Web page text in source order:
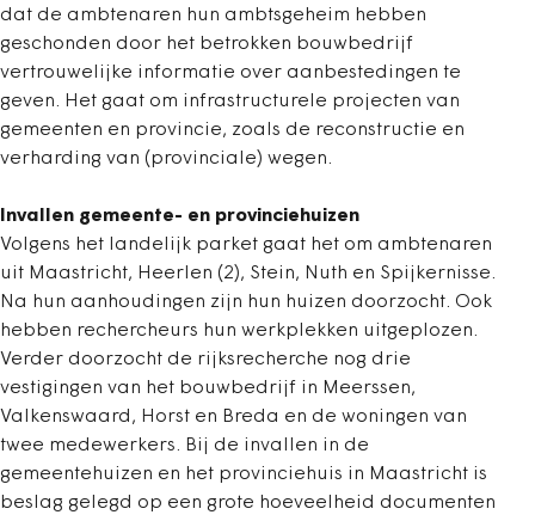
dat de ambtenaren hun ambtsgeheim hebben
geschonden door het betrokken bouwbedrijf
vertrouwelijke informatie over aanbestedingen te
geven. Het gaat om infrastructurele projecten van
gemeenten en provincie, zoals de reconstructie en
verharding van (provinciale) wegen.
Invallen gemeente- en provinciehuizen
Volgens het landelijk parket gaat het om ambtenaren
uit Maastricht, Heerlen (2), Stein, Nuth en Spijkernisse.
Na hun aanhoudingen zijn hun huizen doorzocht. Ook
hebben rechercheurs hun werkplekken uitgeplozen.
Verder doorzocht de rijksrecherche nog drie
vestigingen van het bouwbedrijf in Meerssen,
Valkenswaard, Horst en Breda en de woningen van
twee medewerkers. Bij de invallen in de
gemeentehuizen en het provinciehuis in Maastricht is
beslag gelegd op een grote hoeveelheid documenten